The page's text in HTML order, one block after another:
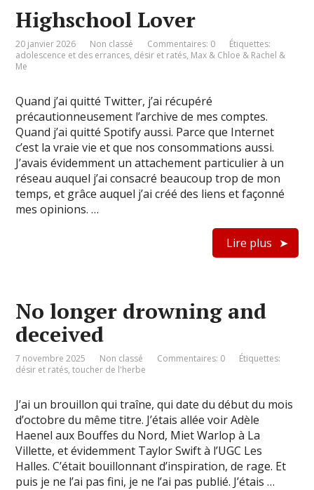
Highschool Lover
20 janvier 2026 Non classé Commentaires: 0
Étiquettes:
adolescence et des errances, désir et ratés, Max & Chloe & Rachel &
Me
Quand j’ai quitté Twitter, j’ai récupéré
précautionneusement l’archive de mes comptes.
Quand j’ai quitté Spotify aussi. Parce que Internet
c’est la vraie vie et que nos consommations aussi.
J’avais évidemment un attachement particulier à un
réseau auquel j’ai consacré beaucoup trop de mon
temps, et grâce auquel j’ai créé des liens et façonné
mes opinions. …
Lire plus
No longer drowning and
deceived
7 novembre 2025 Non classé Commentaires: 0
Étiquettes:
désir et ratés,toucher de l'herbe
J’ai un brouillon qui traîne, qui date du début du mois
d’octobre du même titre. J’étais allée voir Adèle
Haenel aux Bouffes du Nord, Miet Warlop à La
Villette, et évidemment Taylor Swift à l’UGC Les
Halles. C’était bouillonnant d’inspiration, de rage. Et
puis je ne l’ai pas fini, je ne l’ai pas publié. J’étais …